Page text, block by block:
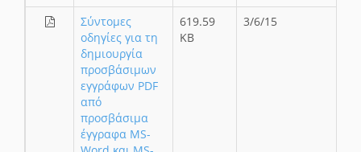
Σύντομες
οδηγίες για τη
δημιουργία
προσβάσιμων
εγγράφων PDF
από
προσβάσιμα
έγγραφα MS-
619.59
KB
3/6/15